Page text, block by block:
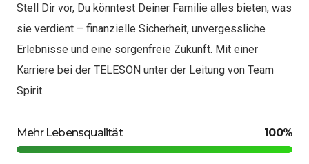
Stell Dir vor, Du könntest Deiner Familie alles bieten, was
sie verdient – finanzielle Sicherheit, unvergessliche
Erlebnisse und eine sorgenfreie Zukunft. Mit einer
Karriere bei der TELESON unter der Leitung von Team
Spirit.
Mehr Lebensqualität 100%